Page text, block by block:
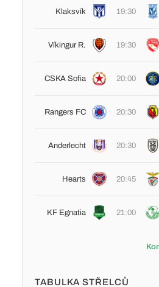
Klaksvík 19:30
Víkingur R. 19:30
CSKA Sofia 20:00
Rangers FC 20:30
Anderlecht 20:30
Hearts 20:45
KF Egnatia 21:00
TABULKA STŘELCŮ